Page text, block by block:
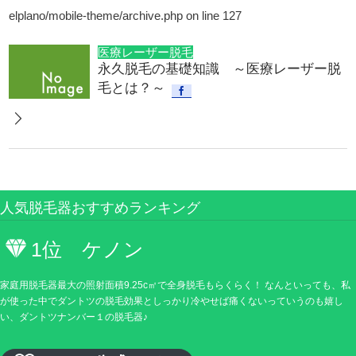
elplano/mobile-theme/archive.php on line 127
医療レーザー脱毛
永久脱毛の基礎知識 ～医療レーザー脱
毛とは？～
人気脱毛器おすすめランキング
1位 ケノン
家庭用脱毛器最大の照射面積9.25c㎡で全身脱毛もらくらく！ なんといっても、私
が使った中でダントツの脱毛効果としっかり冷やせば痛くないっていうのも嬉し
い、ダントツナンバー１の脱毛器♪